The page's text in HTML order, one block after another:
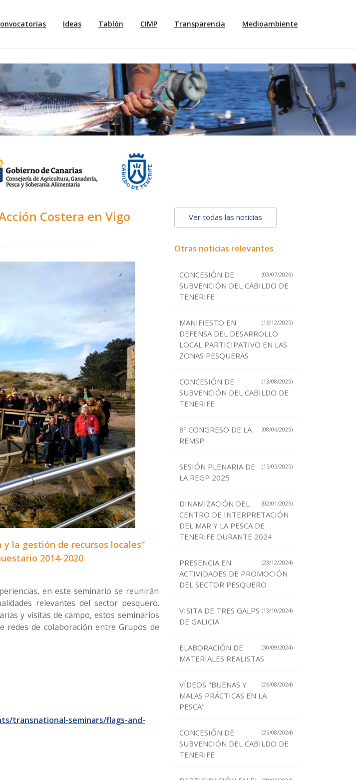
Ideas Tablón CIMP Transparencia Medioambiente
Costera en Vigo
y la gestión de recursos locales”
2014-2020
en este seminario se reunirán
relevantes del sector pesquero.
y visitas de campo, estos seminarios
redes de colaboración entre Grupos de
transnational-seminars/flags-and-
Ver todas las noticias
Otras noticias relevantes
(03/07/2026)
CONCESIÓN DE
SUBVENCIÓN DEL CABILDO DE
TENERIFE
(16/12/2025)
MANIFIESTO EN
DEFENSA DEL DESARROLLO
LOCAL PARTICIPATIVO EN LAS
ZONAS PESQUERAS
(13/08/2025)
CONCESIÓN DE
SUBVENCIÓN DEL CABILDO DE
TENERIFE
(08/06/2025)
8º CONGRESO DE LA
REMSP
(15/05/2025)
SESIÓN PLENARIA DE
LA REGP 2025
(02/01/2025)
DINAMIZACIÓN DEL
CENTRO DE INTERPRETACIÓN
DEL MAR Y LA PESCA DE
TENERIFE DURANTE 2024
(23/12/2024)
PRESENCIA EN
ACTIVIDADES DE PROMOCIÓN
DEL SECTOR PESQUERO
(13/10/2024)
VISITA DE TRES GALPS
DE GALICIA
(30/09/2024)
ELABORACIÓN DE
MATERIALES REALISTAS
(26/08/2024)
VÍDEOS "BUENAS Y
MALAS PRÁCTICAS EN LA
PESCA"
(25/08/2024)
CONCESIÓN DE
SUBVENCIÓN DEL CABILDO DE
TENERIFE